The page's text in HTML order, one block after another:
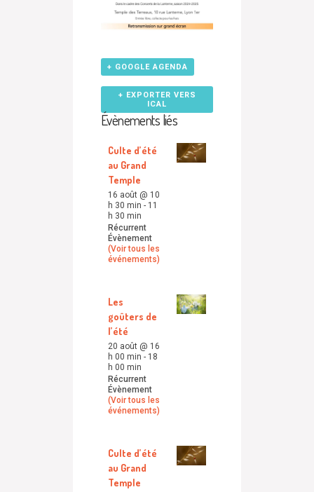
+ GOOGLE AGENDA
+ EXPORTER VERS
ICAL
Évènements liés
Culte d’été
au Grand
Temple
16 août @ 10
h 30 min - 11
h 30 min
Récurrent
Évènement
(Voir tous les
événements)
Les
goûters de
l’été
20 août @ 16
h 00 min - 18
h 00 min
Récurrent
Évènement
(Voir tous les
événements)
Culte d’été
au Grand
Temple